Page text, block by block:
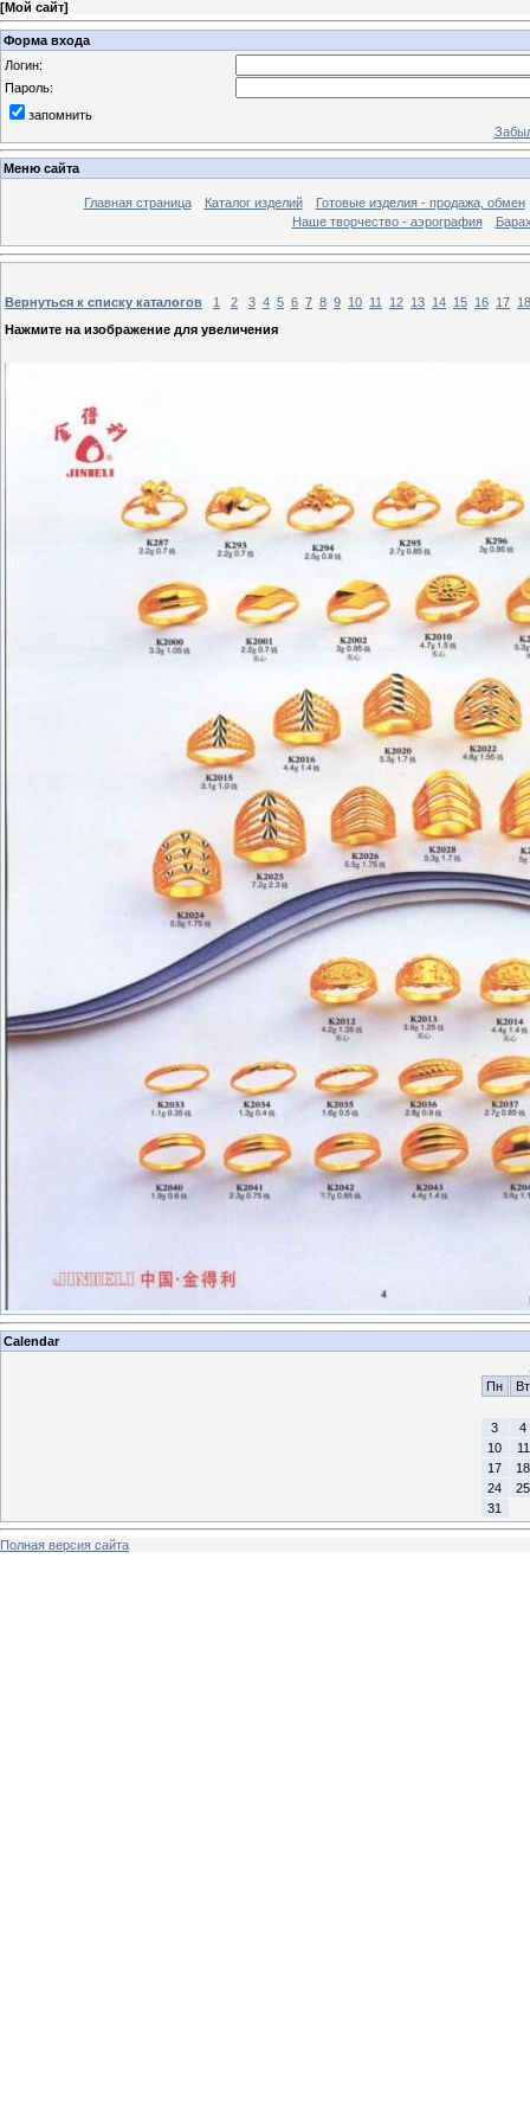
[Мой сайт]
Форма входа
Логин:
Пароль:
запомнить
Меню сайта
Главная страница Каталог изделий
Готовые изделия - продажа, обмен
Наше творчество - аэрография
Вернуться к списку каталогов 1 2 3 4 5 6 7 8 9 10 11 12 13 14 15 16 17 18
Нажмите на изображение для увеличения
Calendar
Пн
Вт
3
4
10
11
17
18
24
25
31
Полная версия сайта